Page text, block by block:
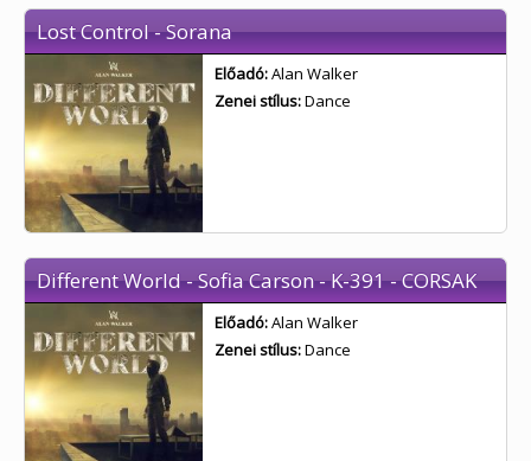
Lost Control - Sorana
Előadó:Alan Walker
Zenei stílus:Dance
Different World - Sofia Carson - K-391 - CORSAK
Előadó:Alan Walker
Zenei stílus:Dance